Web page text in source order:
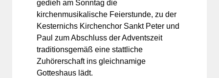
gedieh am Sonntag die
kirchenmusikalische Feierstunde, zu der
Kesternichs Kirchenchor Sankt Peter und
Paul zum Abschluss der Adventszeit
traditionsgemäß eine stattliche
Zuhörerschaft ins gleichnamige
Gotteshaus lädt.